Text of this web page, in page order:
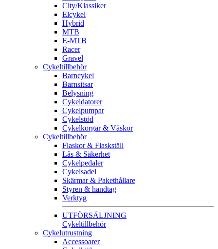
City/Klassiker
Elcykel
Hybrid
MTB
E-MTB
Racer
Gravel
Cykeltillbehör
Barncykel
Barnsitsar
Belysning
Cykeldatorer
Cykelpumpar
Cykelstöd
Cykelkorgar & Väskor
Cykeltillbehör
Flaskor & Flaskställ
Lås & Säkerhet
Cykelpedaler
Cykelsadel
Skärmar & Pakethållare
Styren & handtag
Verktyg
UTFÖRSÄLJNING
Cykeltillbehör
Cykelutrustning
Accessoarer